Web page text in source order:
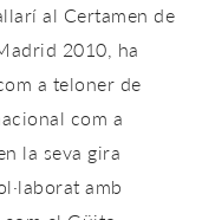
al Certamen de
2010, ha
a teloner de
com a
la seva gira
amb